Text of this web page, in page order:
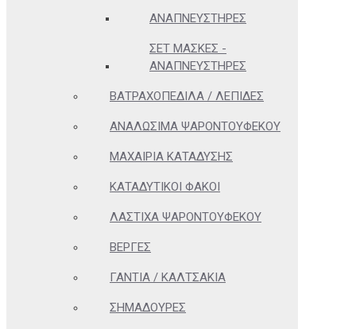
ΑΝΑΠΝΕΥΣΤΉΡΕΣ
ΣΕΤ ΜΆΣΚΕΣ -
ΑΝΑΠΝΕΥΣΤΉΡΕΣ
ΒΑΤΡΑΧΟΠΈΔΙΛΑ / ΛΕΠΊΔΕΣ
ΑΝΑΛΏΣΙΜΑ ΨΑΡΟΝΤΟΎΦΕΚΟΥ
ΜΑΧΑΊΡΙΑ ΚΑΤΆΔΥΣΗΣ
ΚΑΤΑΔΥΤΙΚΟΊ ΦΑΚΟΊ
ΛΆΣΤΙΧΑ ΨΑΡΟΝΤΟΎΦΕΚΟΥ
ΒΈΡΓΕΣ
ΓΆΝΤΙΑ / ΚΑΛΤΣΆΚΙΑ
ΣΗΜΑΔΟΎΡΕΣ